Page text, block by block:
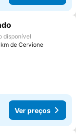
favoritos
disponível
de Cervione
Ver preços